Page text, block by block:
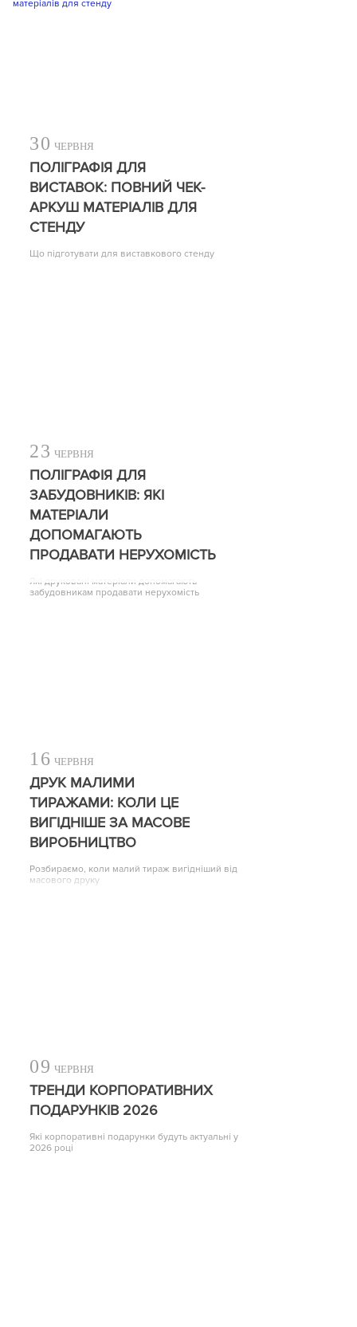
30 ЧЕРВНЯ
ПОЛІГРАФІЯ ДЛЯ
ВИСТАВОК: ПОВНИЙ ЧЕК-
АРКУШ МАТЕРІАЛІВ ДЛЯ
СТЕНДУ
Що підготувати для виставкового стенду
23 ЧЕРВНЯ
ПОЛІГРАФІЯ ДЛЯ
ЗАБУДОВНИКІВ: ЯКІ
МАТЕРІАЛИ
ДОПОМАГАЮТЬ
ПРОДАВАТИ НЕРУХОМІСТЬ
Які друковані матеріали допомагають
забудовникам продавати нерухомість
16 ЧЕРВНЯ
ДРУК МАЛИМИ
ТИРАЖАМИ: КОЛИ ЦЕ
ВИГІДНІШЕ ЗА МАСОВЕ
ВИРОБНИЦТВО
Розбираємо, коли малий тираж вигідніший від
масового друку
09 ЧЕРВНЯ
ТРЕНДИ КОРПОРАТИВНИХ
ПОДАРУНКІВ 2026
Які корпоративні подарунки будуть актуальні у
2026 році